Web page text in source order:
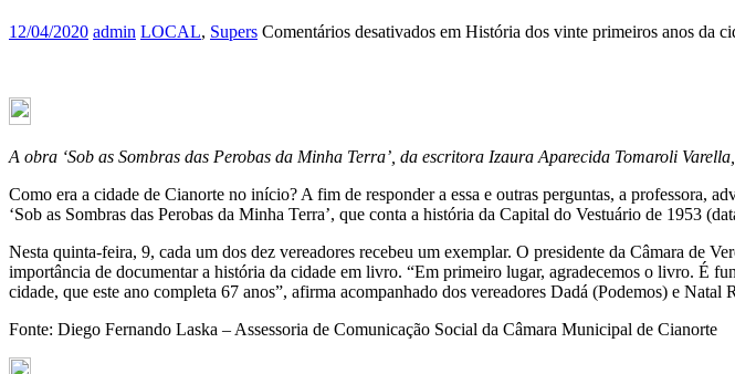
12/04/2020 admin LOCAL, Supers Comentários desativados em História dos vinte primeiros anos da
A obra ‘Sob as Sombras das Perobas da Minha Terra’, da escritora Izaura Aparecida Tomaroli
Como era a cidade de Cianorte no início? A fim de responder a essa e outras perguntas, a professora,
‘Sob as Sombras das Perobas da Minha Terra’, que conta a história da Capital do Vestuário de 1953
Nesta quinta-feira, 9, cada um dos dez vereadores recebeu um exemplar. O presidente da Câmara de
importância de documentar a história da cidade em livro. “Em primeiro lugar, agradecemos o livro. É
cidade, que este ano completa 67 anos”, afirma acompanhado dos vereadores Dadá (Podemos) e Natal
Fonte: Diego Fernando Laska – Assessoria de Comunicação Social da Câmara Municipal de Cianorte